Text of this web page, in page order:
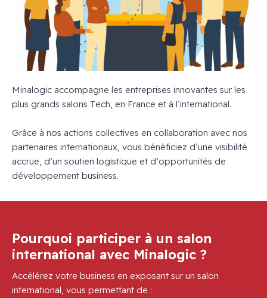
Minalogic accompagne les entreprises innovantes sur les
plus grands salons Tech, en France et à l’international.
Grâce à nos actions collectives en collaboration avec nos
partenaires internationaux, vous bénéficiez d’une visibilité
accrue, d’un soutien logistique et d’opportunités de
développement business.
Pourquoi participer à un salon
international avec Minalogic ?
Accélérez votre business en exposant sur un salon
international, vous permettant de :